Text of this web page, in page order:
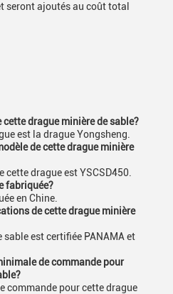
seront ajoutés au coût total
cette drague minière de sable?
est la drague Yongsheng.
de cette drague minière
cette drague est YSCSD450.
fabriquée?
en Chine.
de cette drague minière
sable est certifiée PANAMA et
de commande pour
commande pour cette drague